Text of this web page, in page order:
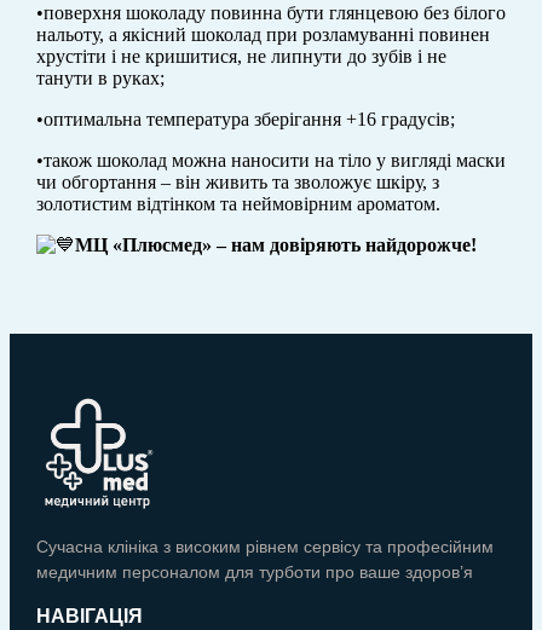
•поверхня шоколаду повинна бути глянцевою без білого
нальоту, а якісний шоколад при розламуванні повинен
хрустіти і не кришитися, не липнути до зубів і не
танути в руках;
•оптимальна температура зберігання +16 градусів;
•також шоколад можна наносити на тіло у вигляді маски
чи обгортання – він живить та зволожує шкіру, з
золотистим відтінком та неймовірним ароматом.
МЦ «Плюсмед» – нам довіряють найдорожче!
Сучасна клініка з високим рівнем сервісу та професійним
медичним персоналом для турботи про ваше здоров’я
НАВІГАЦІЯ